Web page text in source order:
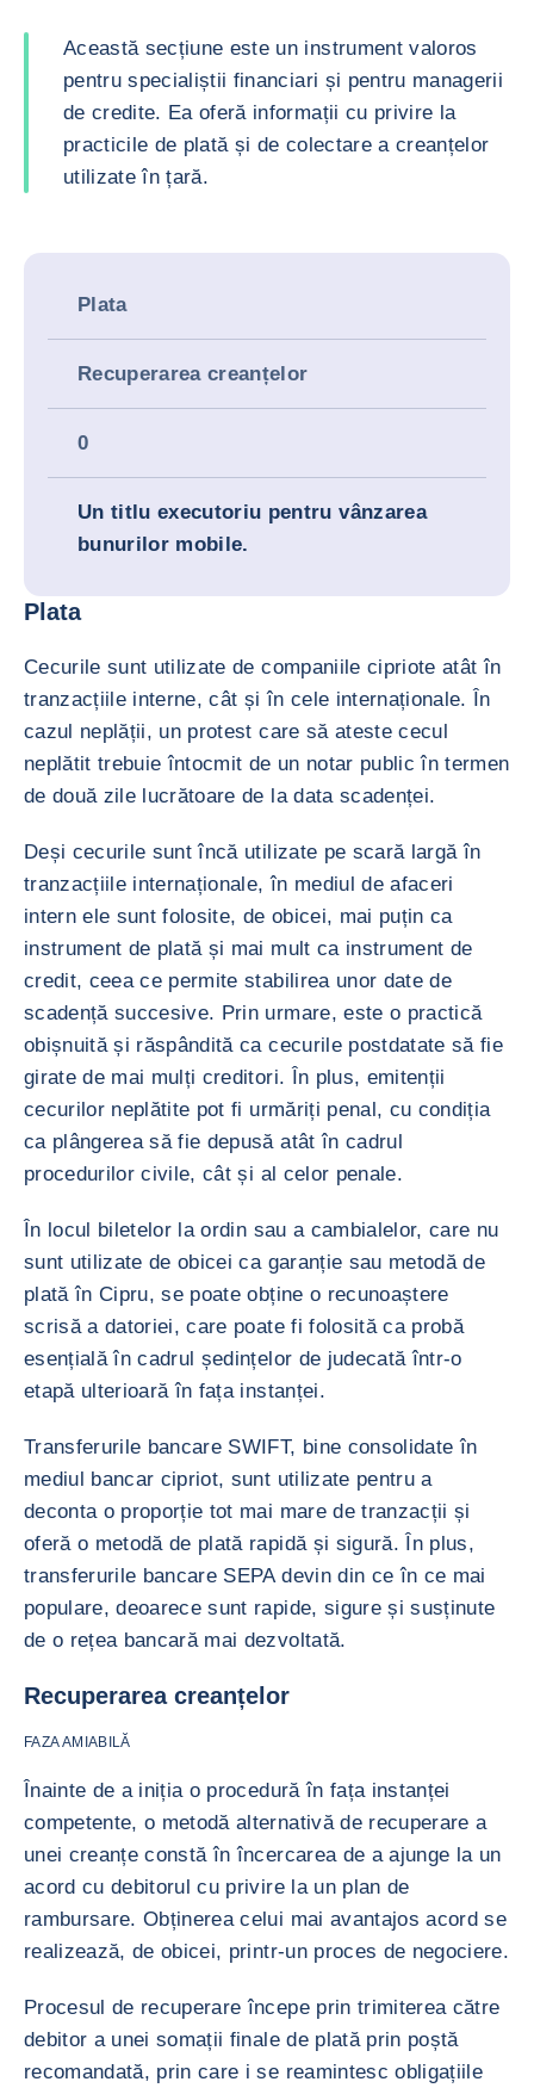
Această secțiune este un instrument valoros
pentru specialiștii financiari și pentru managerii
de credite. Ea oferă informații cu privire la
practicile de plată și de colectare a creanțelor
utilizate în țară.
Plata
Recuperarea creanțelor
0
Un titlu executoriu pentru vânzarea
bunurilor mobile.
Plata
Cecurile sunt utilizate de companiile cipriote atât în
tranzacțiile interne, cât și în cele internaționale. În
cazul neplății, un protest care să ateste cecul
neplătit trebuie întocmit de un notar public în termen
de două zile lucrătoare de la data scadenței.
Deși cecurile sunt încă utilizate pe scară largă în
tranzacțiile internaționale, în mediul de afaceri
intern ele sunt folosite, de obicei, mai puțin ca
instrument de plată și mai mult ca instrument de
credit, ceea ce permite stabilirea unor date de
scadență succesive. Prin urmare, este o practică
obișnuită și răspândită ca cecurile postdatate să fie
girate de mai mulți creditori. În plus, emitenții
cecurilor neplătite pot fi urmăriți penal, cu condiția
ca plângerea să fie depusă atât în cadrul
procedurilor civile, cât și al celor penale.
În locul biletelor la ordin sau a cambialelor, care nu
sunt utilizate de obicei ca garanție sau metodă de
plată în Cipru, se poate obține o recunoaștere
scrisă a datoriei, care poate fi folosită ca probă
esențială în cadrul ședințelor de judecată într-o
etapă ulterioară în fața instanței.
Transferurile bancare SWIFT, bine consolidate în
mediul bancar cipriot, sunt utilizate pentru a
deconta o proporție tot mai mare de tranzacții și
oferă o metodă de plată rapidă și sigură. În plus,
transferurile bancare SEPA devin din ce în ce mai
populare, deoarece sunt rapide, sigure și susținute
de o rețea bancară mai dezvoltată.
Recuperarea creanțelor
FAZA AMIABILĂ
Înainte de a iniția o procedură în fața instanței
competente, o metodă alternativă de recuperare a
unei creanțe constă în încercarea de a ajunge la un
acord cu debitorul cu privire la un plan de
rambursare. Obținerea celui mai avantajos acord se
realizează, de obicei, printr-un proces de negociere.
Procesul de recuperare începe prin trimiterea către
debitor a unei somații finale de plată prin poștă
recomandată, prin care i se reamintesc obligațiile